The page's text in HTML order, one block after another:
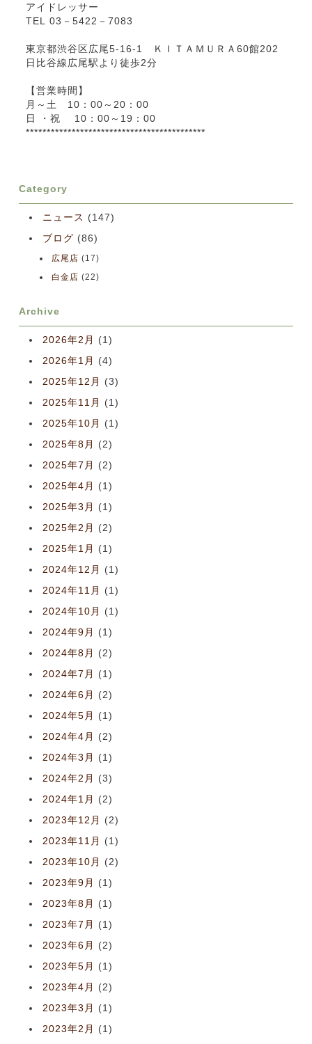
アイドレッサー
TEL 03－5422－7083
東京都渋谷区広尾5-16-1 ＫＩＴＡＭＵＲＡ60館202
日比谷線広尾駅より徒歩2分
【営業時間】
月～土 10：00～20：00
日 ・祝 10：00～19：00
*******************************************
Category
ニュース (147)
ブログ (86)
広尾店 (17)
白金店 (22)
Archive
2026年2月
(1)
2026年1月
(4)
2025年12月
(3)
2025年11月
(1)
2025年10月
(1)
2025年8月
(2)
2025年7月
(2)
2025年4月
(1)
2025年3月
(1)
2025年2月
(2)
2025年1月
(1)
2024年12月
(1)
2024年11月
(1)
2024年10月
(1)
2024年9月
(1)
2024年8月
(2)
2024年7月
(1)
2024年6月
(2)
2024年5月
(1)
2024年4月
(2)
2024年3月
(1)
2024年2月
(3)
2024年1月
(2)
2023年12月
(2)
2023年11月
(1)
2023年10月
(2)
2023年9月
(1)
2023年8月
(1)
2023年7月
(1)
2023年6月
(2)
2023年5月
(1)
2023年4月
(2)
2023年3月
(1)
2023年2月
(1)